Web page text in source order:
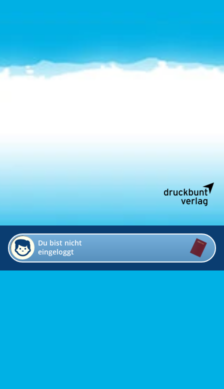
Du bist nicht
eingeloggt